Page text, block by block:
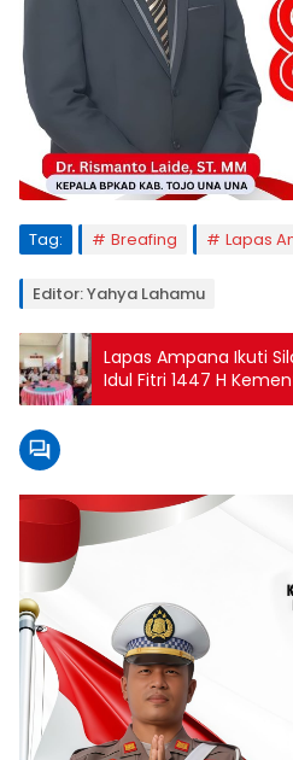
Tag: Breafing Lapas
Editor: Yahya Lahamu
Lapas Ampana Ikuti
Idul Fitri 1447 H
Pemasyarakatan